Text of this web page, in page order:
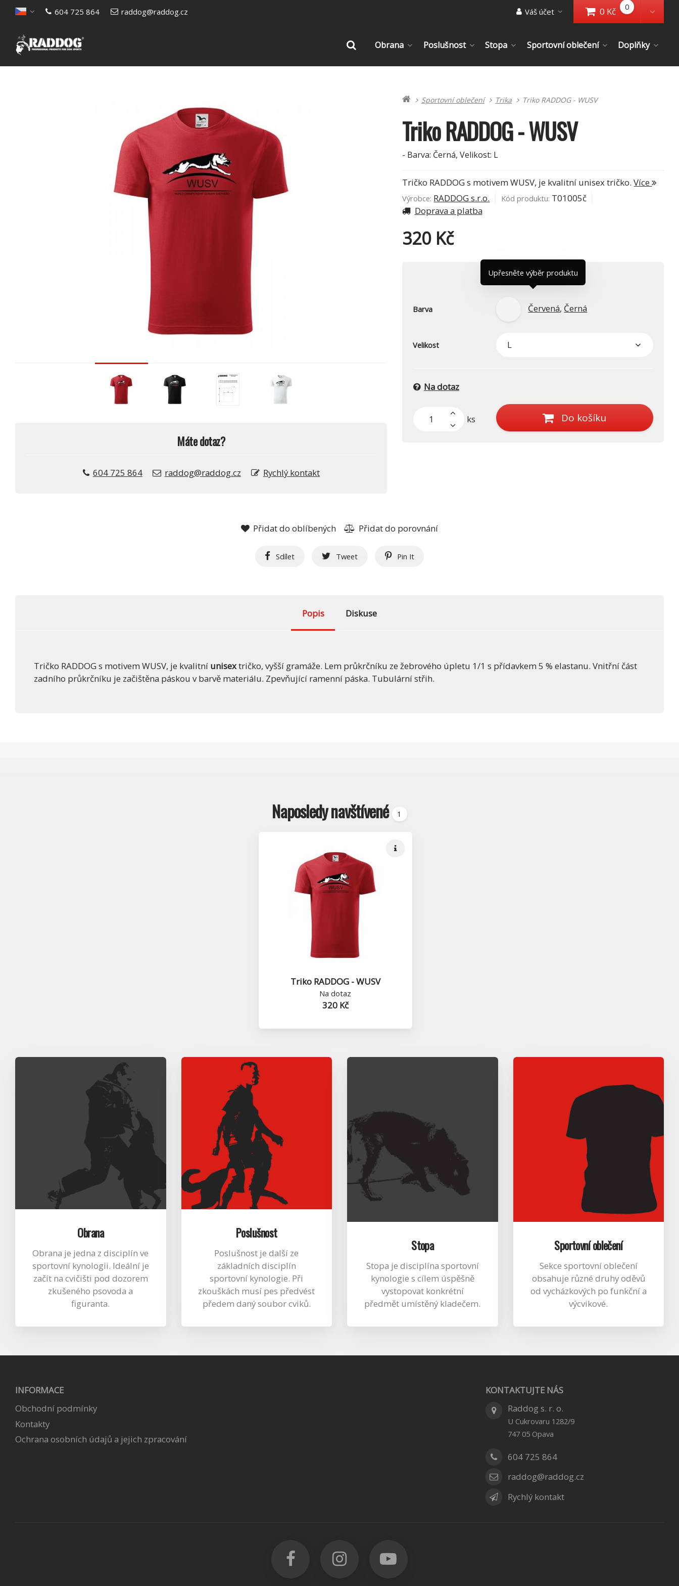
Otevřít menu
604 725 864 raddog@raddog.cz Váš účet
Přejít do košíku
0 Kč 0
Vyhledat
Obrana Poslušnost Stopa Sportovní oblečení Doplňky
Máte dotaz?
604 725 864 raddog@raddog.cz Rychlý kontakt
Sportovní oblečení Trika Triko RADDOG - WUSV
Triko RADDOG - WUSV
- Barva: Černá, Velikost: L
Tričko RADDOG s motivem WUSV, je kvalitní unisex tričko.Více
Výrobce: RADDOG s.r.o. Kód produktu: T01005č
Doprava a platba
320 Kč
Upřesněte výběr produktu
Barva Červená, Černá
Velikost
Na dotaz
ks Do košíku
Přidat do oblíbených Přidat do porovnání
Sdílet Tweet Pin It
Popis Diskuse
Tričko RADDOG s motivem WUSV, je kvalitní unisextričko, vyšší gramáže. Lem průkrčníku ze žebrového úpletu 1/1 s přídavkem 5 % elastanu. Vnitřní část
zadního průkrčníku je začištěna páskou v barvě materiálu. Zpevňující ramenní páska. Tubulární střih.
Naposledy navštívené 1
Rychlé info
Triko RADDOG - WUSV
Na dotaz
320 Kč
Obrana
Obrana je jedna z disciplín ve
sportovní kynologii. Ideální je
začít na cvičišti pod dozorem
zkušeného psovoda a
figuranta.
Poslušnost
Poslušnost je další ze
základních disciplín
sportovní kynologie. Při
zkouškách musí pes předvést
předem daný soubor cviků.
Stopa
Stopa je disciplína sportovní
kynologie s cílem úspěšně
vystopovat konkrétní
předmět umístěný kladečem.
Sportovní oblečení
Sekce sportovní oblečení
obsahuje různé druhy oděvů
od vycházkových po funkční a
výcvikové.
INFORMACE
Obchodní podmínky
Kontakty
Ochrana osobních údajů a jejich zpracování
KONTAKTUJTE NÁS
Raddog s. r. o.
U Cukrovaru 1282/9
747 05 Opava
604 725 864
raddog@raddog.cz
Rychlý kontakt